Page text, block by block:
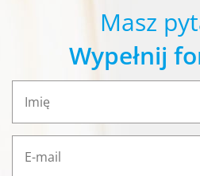
Masz
Wypełnij